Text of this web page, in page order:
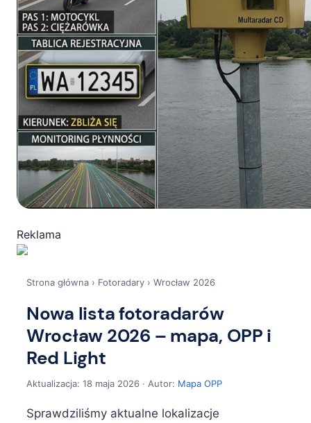
Reklama
Strona główna › Fotoradary › Wrocław 2026
Nowa lista fotoradarów
Wrocław 2026 – mapa, OPP i
Red Light
Aktualizacja: 18 maja 2026 · Autor: Mapa OPP
Sprawdziliśmy aktualne lokalizacje